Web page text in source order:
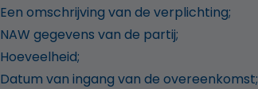
Een omschrijving van de verplichting;
NAW gegevens van de partij;
Hoeveelheid;
Datum van ingang van de overeenkomst;